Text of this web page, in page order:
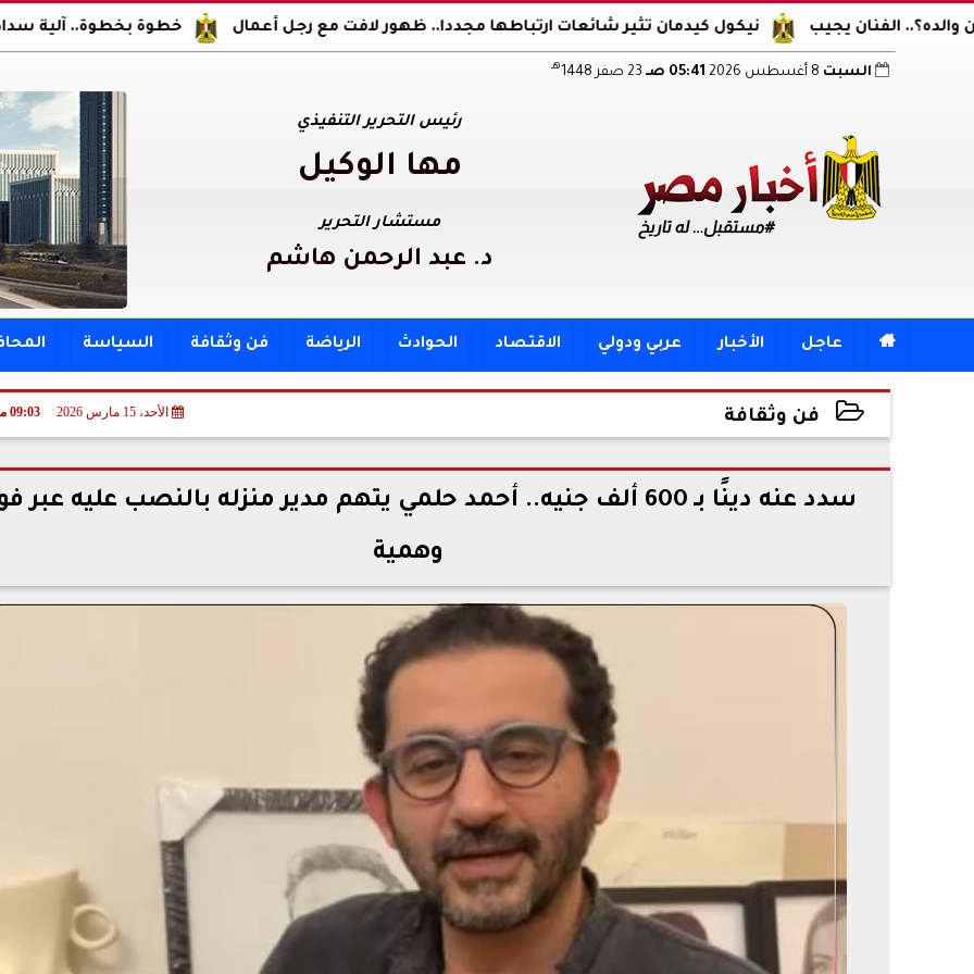
خطوة بخطوة.. آلية سداد مقدم نيكول كيدمان تثير شائعات ارتباطها مجددا.. ظهور لافت مع رجل أعمال يجيب
السبت 05:41 صـ هـ
رئيس التحرير التنفيذي
مها الوكيل
مستشار التحرير
د. عبد الرحمن هاشم
 عاجل الأخبار عربي ودولي الاقتصاد الحوادث الرياضة فن وثقافة السياسة
فن وثقافة الأحد، 15 مارس 2026 09:03 مـ
2026-03-15 21:03:52
سدد عنه دينًا بـ 600 ألف جنيه.. أحمد حلمي يتهم مدير منزله بالنصب عليه عبر
وهمية